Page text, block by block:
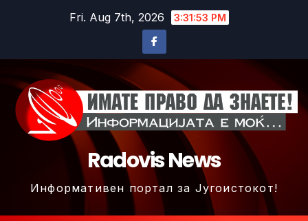
Fri. Aug 7th, 2026 3:31:56 PM
Radovis News
Информативен портал за Југоистокот!